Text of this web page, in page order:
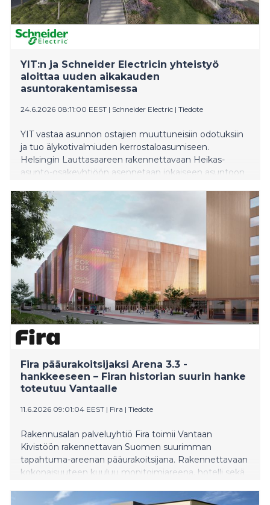
YIT:n ja Schneider Electricin yhteistyö
aloittaa uuden aikakauden
asuntorakentamisessa
24.6.2026 08:11:00 EEST | Schneider Electric | Tiedote
YIT vastaa asunnon ostajien muuttuneisiin odotuksiin
ja tuo älykotivalmiuden kerrostaloasumiseen.
Helsingin Lauttasaareen rakennettavaan Heikas-
asunto-osakeyhtiöön asennetaan jokaiseen asuntoon
Fira pääurakoitsijaksi Arena 3.3 -
hankkeeseen – Firan historian suurin hanke
toteutuu Vantaalle
11.6.2026 09:01:04 EEST | Fira | Tiedote
Rakennusalan palveluyhtiö Fira toimii Vantaan
Kivistöön rakennettavan Suomen suurimman
tapahtuma-areenan pääurakoitsijana. Rakennettavaan
kokonaisuuteen kuuluu monitoimiareena, hotelli sekä